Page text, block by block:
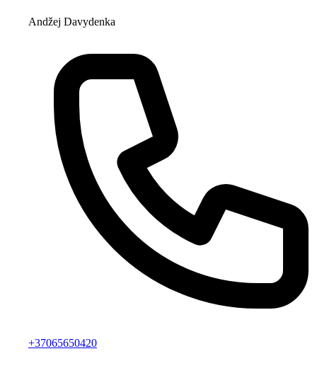
Andžej Davydenka
+37065650420